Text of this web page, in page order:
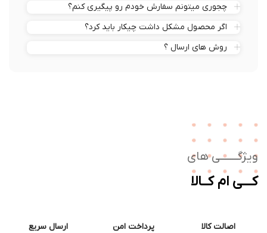
چجوری میتونم سفارش خودم رو پیگیری کنم؟
اگر محصول مشکل داشت چیکار باید کرد؟
روش های ارسال ؟
های
ام کــالا
اصالت کالا پرداخت امن ارسال سریع